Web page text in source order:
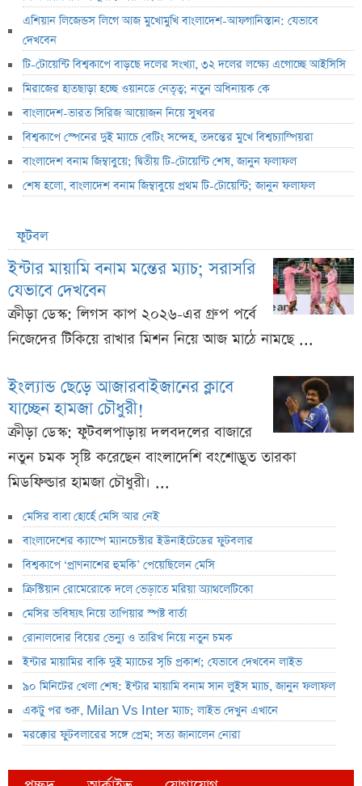
এশিয়ান লিজেন্ডস লিগে আজ মুখোমুখি বাংলাদেশ-আফগানিস্তান: যেভাবে
দেখবেন
টি-টোয়েন্টি বিশ্বকাপে বাড়ছে দলের সংখ্যা, ৩২ দলের লক্ষ্যে এগোচ্ছে আইসিসি
মিরাজের হাতছাড়া হচ্ছে ওয়ানডে নেতৃত্ব; নতুন অধিনায়ক কে
বাংলাদেশ-ভারত সিরিজ আয়োজন নিয়ে সুখবর
বিশ্বকাপে স্পেনের দুই ম্যাচে বেটিং সন্দেহ, তদন্তের মুখে বিশ্বচ্যাম্পিয়রা
বাংলাদেশ বনাম জিম্বাবুয়ে; দ্বিতীয় টি-টোয়েন্টি শেষ, জানুন ফলাফল
শেষ হলো, বাংলাদেশ বনাম জিম্বাবুয়ে প্রথম টি-টোয়েন্টি; জানুন ফলাফল
ফুটবল
ইন্টার মায়ামি বনাম মন্তের ম্যাচ; সরাসরি
যেভাবে দেখবেন
ক্রীড়া ডেস্ক: লিগস কাপ ২০২৬-এর গ্রুপ পর্বে
নিজেদের টিকিয়ে রাখার মিশন নিয়ে আজ মাঠে নামছে ...
ইংল্যান্ড ছেড়ে আজারবাইজানের ক্লাবে
যাচ্ছেন হামজা চৌধুরী!
ক্রীড়া ডেস্ক: ফুটবলপাড়ায় দলবদলের বাজারে
নতুন চমক সৃষ্টি করেছেন বাংলাদেশি বংশোদ্ভূত তারকা
মিডফিল্ডার হামজা চৌধুরী। ...
মেসির বাবা হোর্হে মেসি আর নেই
বাংলাদেশের ক্যাম্পে ম্যানচেস্টার ইউনাইটেডের ফুটবলার
বিশ্বকাপে ‘প্রাণনাশের হুমকি’ পেয়েছিলেন মেসি
ক্রিস্টিয়ান রোমেরোকে দলে ভেড়াতে মরিয়া অ্যাথলেটিকো
মেসির ভবিষ্যৎ নিয়ে তাপিয়ার স্পষ্ট বার্তা
রোনালদোর বিয়ের ভেন্যু ও তারিখ নিয়ে নতুন চমক
ইন্টার মায়ামির বাকি দুই ম্যাচের সূচি প্রকাশ; যেভাবে দেখবেন লাইভ
৯০ মিনিটের খেলা শেষ: ইন্টার মায়ামি বনাম সান লুইস ম্যাচ, জানুন ফলাফল
একটু পর শুরু, Milan Vs Inter ম্যাচ; লাইভ দেখুন এখানে
মরক্কোর ফুটবলারের সঙ্গে প্রেম; সত্য জানালেন নোরা